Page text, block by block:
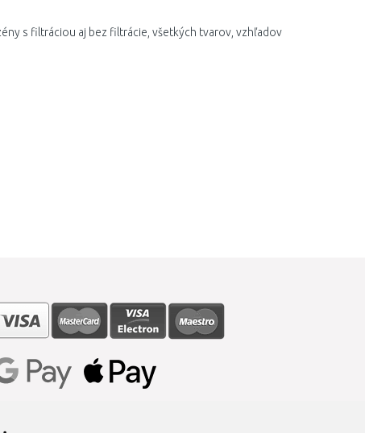
s filtráciou aj bez filtrácie, všetkých tvarov, vzhľadov